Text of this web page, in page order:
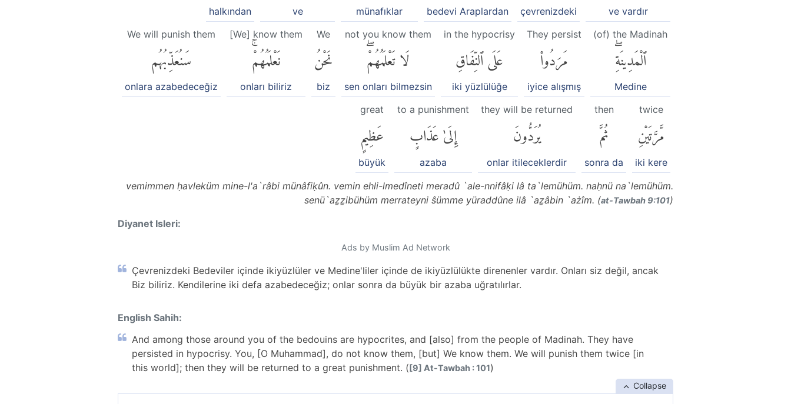
ve vardır
çevrenizdeki
bedevi Araplardan
münafıklar
ve
halkından
(of) the Madinah
ٱلْمَدِينَةِۖ
Medine
They persist
مَرَدُوا۟
iyice alışmış
in the hypocrisy
عَلَى ٱلنِّفَاقِ
iki yüzlülüğe
not you know them
لَا تَعْلَمُهُمْۖ
sen onları bilmezsin
We
نَحْنُ
biz
[We] know them
نَعْلَمُهُمْۚ
onları biliriz
We will punish them
سَنُعَذِّبُهُم
onlara azabedeceğiz
twice
مَّرَّتَيْنِ
iki kere
then
ثُمَّ
sonra da
they will be returned
يُرَدُّونَ
onlar itileceklerdir
to a punishment
إِلَىٰ عَذَابٍ
azaba
great
عَظِيمٍ
büyük
vemimmen ḥavleküm mine-l'a`râbi münâfiḳûn. vemin ehli-lmedîneti meradû `ale-nnifâḳi lâ ta`lemühüm. naḥnü na`lemühüm.
senü`aẕẕibühüm merrateyni ŝümme yüraddûne ilâ `aẕâbin `ażîm. (at-Tawbah 9:101)
Diyanet Isleri:
Ads by Muslim Ad Network
Çevrenizdeki Bedeviler içinde ikiyüzlüler ve Medine'liler içinde de ikiyüzlülükte direnenler vardır. Onları siz değil, ancak
Biz biliriz. Kendilerine iki defa azabedeceğiz; onlar sonra da büyük bir azaba uğratılırlar.
English Sahih:
And among those around you of the bedouins are hypocrites, and [also] from the people of Madinah. They have
persisted in hypocrisy. You, [O Muhammad], do not know them, [but] We know them. We will punish them twice [in
this world]; then they will be returned to a great punishment. ([9] At-Tawbah : 101)
Collapse